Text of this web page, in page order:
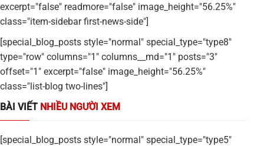
excerpt="false" readmore="false" image_height="56.25%"
class="item-sidebar first-news-side"]
[special_blog_posts style="normal" special_type="type8"
type="row" columns="1" columns__md="1" posts="3"
offset="1" excerpt="false" image_height="56.25%"
class="list-blog two-lines"]
BÀI VIẾT NHIỀU NGƯỜI XEM
[special_blog_posts style="normal" special_type="type5"